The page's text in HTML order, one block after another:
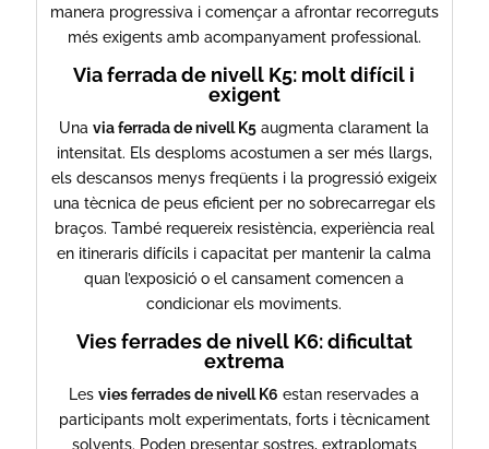
manera progressiva i començar a afrontar recorreguts
més exigents amb acompanyament professional.
Via ferrada de nivell K5: molt difícil i
exigent
Unavia ferrada de nivell K5 augmenta clarament la
intensitat. Els desploms acostumen a ser més llargs,
els descansos menys freqüents i la progressió exigeix
una tècnica de peus eficient per no sobrecarregar els
braços. També requereix resistència, experiència real
en itineraris difícils i capacitat per mantenir la calma
quan l’exposició o el cansament comencen a
condicionar els moviments.
Vies ferrades de nivell K6: dificultat
extrema
Lesvies ferrades de nivell K6 estan reservades a
participants molt experimentats, forts i tècnicament
solvents. Poden presentar sostres, extraplomats